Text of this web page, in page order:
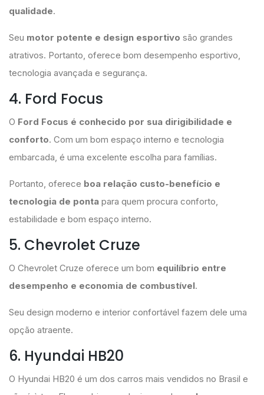
qualidade.
Seu motor potente e design esportivo são grandes
atrativos. Portanto, oferece bom desempenho esportivo,
tecnologia avançada e segurança.
4. Ford Focus
O Ford Focus é conhecido por sua dirigibilidade e
conforto. Com um bom espaço interno e tecnologia
embarcada, é uma excelente escolha para famílias.
Portanto, oferece boa relação custo-benefício e
tecnologia de ponta para quem procura conforto,
estabilidade e bom espaço interno.
5. Chevrolet Cruze
O Chevrolet Cruze oferece um bom equilíbrio entre
desempenho e economia de combustível.
Seu design moderno e interior confortável fazem dele uma
opção atraente.
6. Hyundai HB20
O Hyundai HB20 é um dos carros mais vendidos no Brasil e